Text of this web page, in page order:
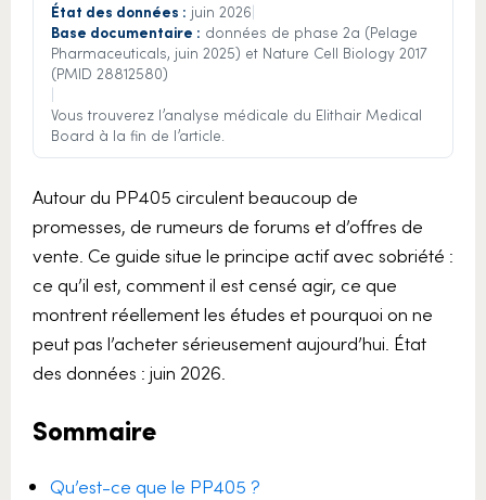
État des données : juin 2026|
Base documentaire : données de phase 2a (Pelage
Pharmaceuticals, juin 2025) et Nature Cell Biology 2017
(PMID 28812580)
|
Vous trouverez l’analyse médicale du Elithair Medical
Board à la fin de l’article.
Autour du PP405 circulent beaucoup de
promesses, de rumeurs de forums et d’offres de
vente. Ce guide situe le principe actif avec sobriété :
ce qu’il est, comment il est censé agir, ce que
montrent réellement les études et pourquoi on ne
peut pas l’acheter sérieusement aujourd’hui. État
des données : juin 2026.
Sommaire
Qu’est-ce que le PP405 ?